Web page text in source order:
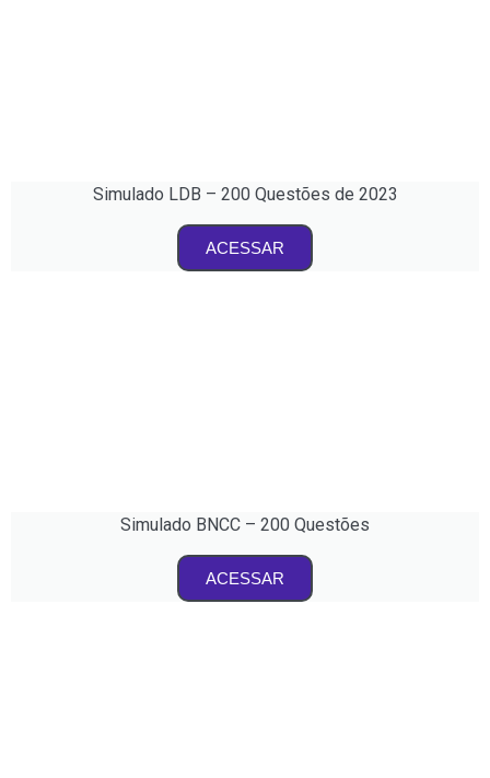
Simulado LDB – 200 Questões de 2023
ACESSAR
Simulado BNCC – 200 Questões
ACESSAR